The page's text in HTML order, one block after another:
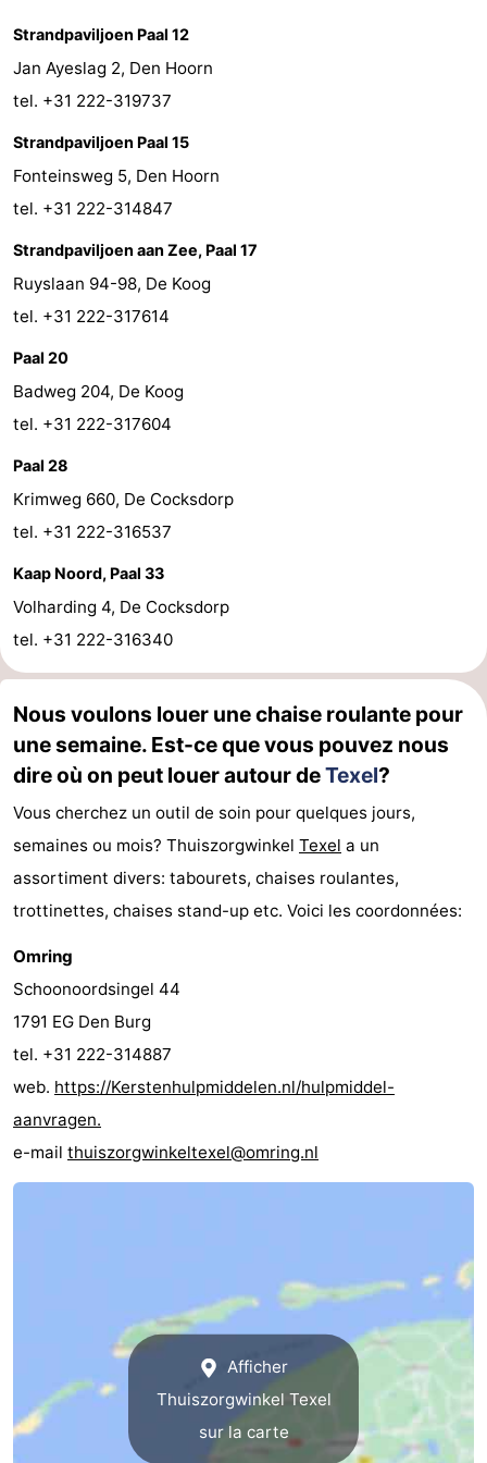
Peche
-
Promenade
sur
Wadden
Observation
des
Boire
manger
Pratiques
Route
-
Ferry
-
Stationnement
Saut
des
Adresses
Îles
de
la
Frise
-
Schiermonnikoog
-
Ameland
-
Terschelling
-
Vlieland
Hollande-
Septentrionale
-
Nature
Schoorlse
Duinen
-
Bergen
aan
Zee
-
Bergen
-
Alkmaar
-
Zee
Zuid-
Amsterdam
Strandpaviljoen Paal 12
Jan Ayeslag 2, Den Hoorn
tel. +31 222-319737
Strandpaviljoen Paal 15
Fonteinsweg 5, Den Hoorn
tel. +31 222-314847
Strandpaviljoen aan Zee, Paal 17
Ruyslaan 94-98, De Koog
tel. +31 222-317614
Paal 20
Badweg 204, De Koog
tel. +31 222-317604
Paal 28
Krimweg 660, De Cocksdorp
tel. +31 222-316537
Kaap Noord, Paal 33
Volharding 4, De Cocksdorp
tel. +31 222-316340
Nous voulons louer une chaise roulante pour
une semaine. Est-ce que vous pouvez nous
dire où on peut louer autour deTexel?
Vous cherchez un outil de soin pour quelques jours,
semaines ou mois? Thuiszorgwinkel Texel a un
assortiment divers: tabourets, chaises roulantes,
trottinettes, chaises stand-up etc. Voici les coordonnées:
Omring
Schoonoordsingel 44
1791 EG Den Burg
tel. +31 222-314887
web. https://Kerstenhulpmiddelen.nl/hulpmiddel-
aanvragen.
e-mail thuiszorgwinkeltexel@omring.nl
Afficher
Thuiszorgwinkel Texel
sur la carte